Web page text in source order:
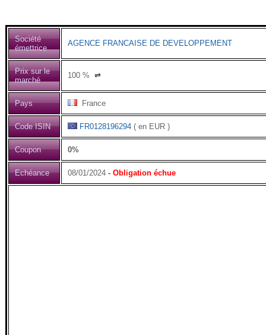
Société
émettrice
AGENCE FRANCAISE DE DEVELOPPEMENT
Prix sur le
marché
100 % ⇌
Pays France
Code ISIN FR0128196294 ( en EUR )
Coupon 0%
Echéance 08/01/2024 - Obligation échue